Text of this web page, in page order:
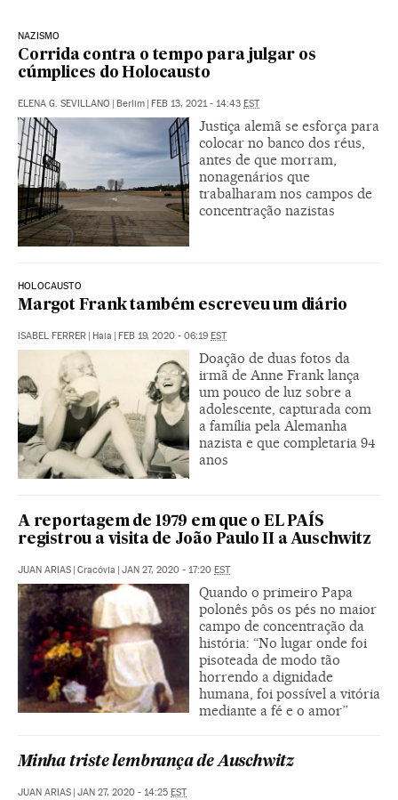
NAZISMO
Corrida contra o tempo para julgar os
cúmplices do Holocausto
ELENA G. SEVILLANO Berlim FEB 13, 2021 - 14:43 EST
Justiça alemã se esforça para
colocar no banco dos réus,
antes de que morram,
nonagenários que
trabalharam nos campos de
concentração nazistas
HOLOCAUSTO
Margot Frank também escreveu um diário
ISABEL FERRER Haia FEB 19, 2020 - 06:19 EST
Doação de duas fotos da
irmã de Anne Frank lança
um pouco de luz sobre a
adolescente, capturada com
a família pela Alemanha
nazista e que completaria 94
anos
A reportagem de 1979 em que o EL PAÍS
registrou a visita de João Paulo II a Auschwitz
JUAN ARIAS | Cracóvia | JAN 27, 2020 - 17:20 EST
Quando o primeiro Papa
polonês pôs os pés no maior
campo de concentração da
história: “No lugar onde foi
pisoteada de modo tão
horrendo a dignidade
humana, foi possível a vitória
mediante a fé e o amor”
Minha triste lembrança de Auschwitz
JUAN ARIAS | JAN 27, 2020 - 14:25 EST